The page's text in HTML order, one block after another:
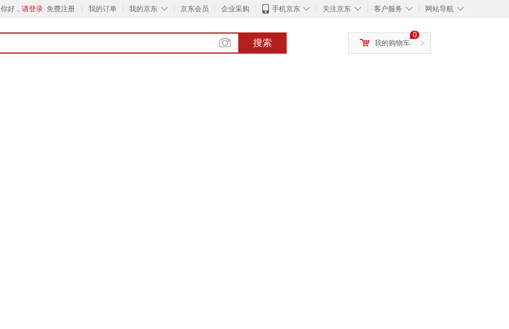
你好， 请登录 免费注册 我的订单 ◇
我的京东 京东会员 企业采购 ◇
手机京东 ◇
关注京东 ◇
客户服务 ◇
网站导航
搜索 >
0
我的购物车